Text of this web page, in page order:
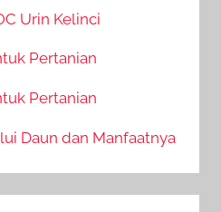
Urin Kelinci
Pertanian
Pertanian
Daun dan Manfaatnya